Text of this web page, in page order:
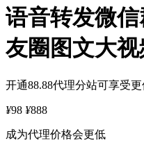
语音转发微
友圈图文大
开通88.88代理分站可享受
¥98 ¥888
成为代理价格会更低